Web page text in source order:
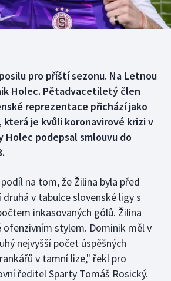
pro příští sezonu. Na Letnou
Holec. Pětadvacetiletý člen
reprezentace přichází jako
která je kvůli koronavirové krizi v
Holec podepsal smlouvu do
na tom, že Žilina byla před
v tabulce slovenské ligy s
inkasovaných gólů. Žilina
stylem. Dominik měl v
nejvyšší počet úspěšných
v tamní lize," řekl pro
ředitel Sparty Tomáš Rosický.